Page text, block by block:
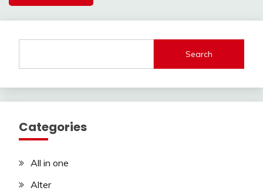
Search
Categories
All in one
Alter